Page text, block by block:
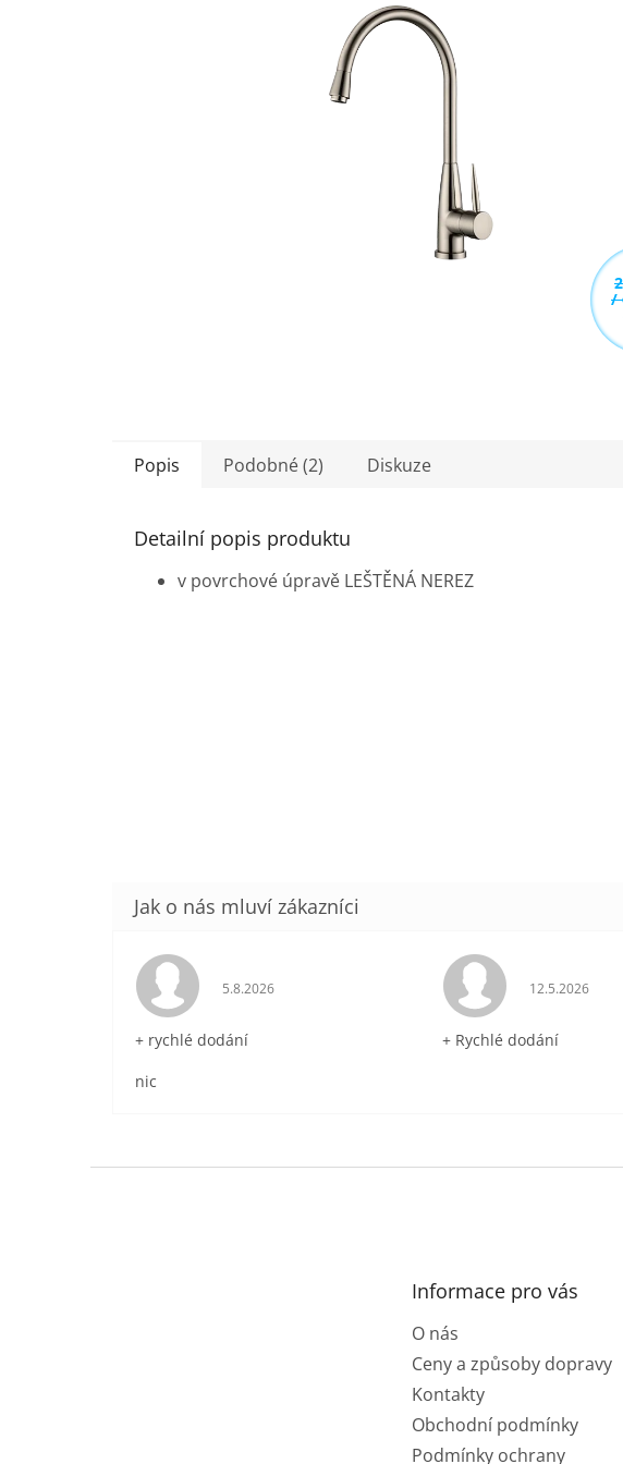
/
Popis Podobné (2) Diskuze
Detailní popis produktu
v povrchové úpravě LEŠTĚNÁ NEREZ
Hodnocení obchodu je 5 z 5 hvězdiček.
5.8.2026
+ rychlé dodání
nic
Hodnocení
12.5.2026
+ Rychlé dodání
Informace pro vás
O nás
Ceny a způsoby dopravy
Kontakty
Obchodní podmínky
Podmínky ochrany